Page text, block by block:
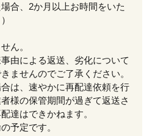
合、2か月以上お時間をいた
ん。
由による返送、劣化について
ませんのでご了承ください。
は、速やかに再配達依頼を行
様の保管期間が過ぎて返送さ
達はできかねます。
予定です。